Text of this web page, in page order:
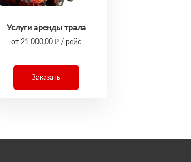
Услуги аренды трала
от 21 000,00 ₽ / рейс
Заказать